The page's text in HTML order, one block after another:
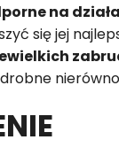
na
się jej